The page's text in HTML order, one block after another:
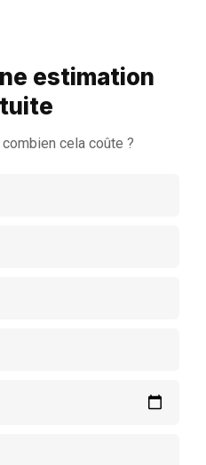
estimation
cela coûte ?